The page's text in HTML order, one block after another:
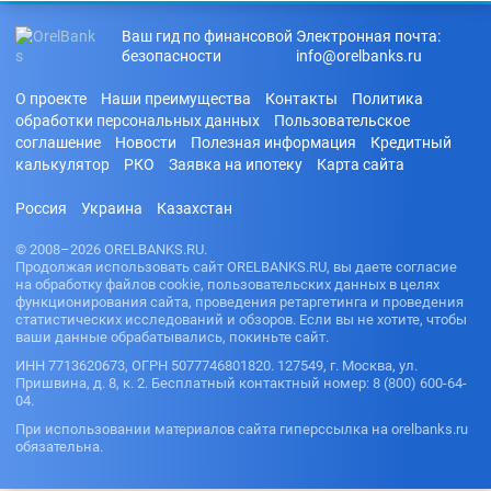
рублей
80000
рублей
100000
рублей
рублей
200000
рублей
звонков
оператора
С
Под залог
недвижимо
сти
Билайн
займ
Золотую
На карту
Газпромба
нк
На
электронн
ый
кошелек
Госуслуги
На карту
банка
На новый
ские
займы
На покупку
квартиры
ы без
проверки
дают
кредит
банк по
номеру
карты
Как взять
кредит на
чужой
паспорт
Как узнать
ость по
кредиту
оформить
Ваш гид по финансовой
безопасности
Электронная почта:
info@orelbanks.ru
О проекте Наши преимущества Контакты
Политика
обработки персональных данных
Пользовательское
соглашение
Новости Полезная информация
Кредитный
калькулятор
РКО Заявка на ипотеку Карта сайта
Россия Украина Казахстан
© 2008–2026 ORELBANKS.RU.
Продолжая использовать сайт ORELBANKS.RU, вы даете согласие
на обработку файлов cookie, пользовательских данных в целях
функционирования сайта, проведения ретаргетинга и проведения
статистических исследований и обзоров. Если вы не хотите, чтобы
ваши данные обрабатывались, покиньте сайт.
ИНН 7713620673, ОГРН 5077746801820. 127549, г. Москва, ул.
Пришвина, д. 8, к. 2. Бесплатный контактный номер: 8 (800) 600-64-
04.
При использовании материалов сайта гиперссылка на orelbanks.ru
обязательна.